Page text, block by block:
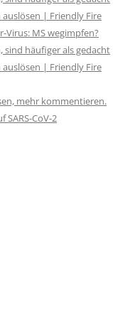
| Friendly Fire
Virus: MS wegimpfen?
sind häufiger als gedacht
| Friendly Fire
mehr kommentieren.
CoV-2